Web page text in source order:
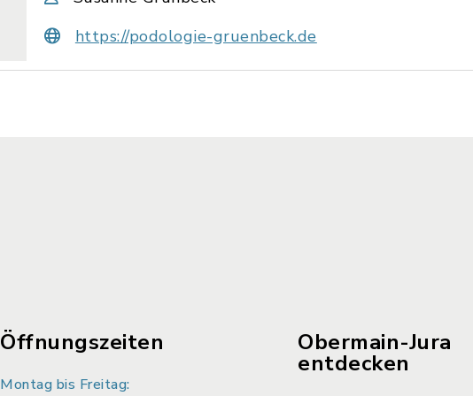
https://podologie-gruenbeck.de
Öffnungszeiten
Montag bis Freitag:
Obermain-Jura
entdecken